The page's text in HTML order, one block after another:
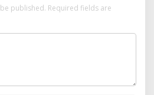
published. Required fields are